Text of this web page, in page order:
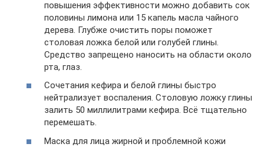
повышения эффективности можно добавить сок
половины лимона или 15 капель масла чайного
дерева. Глубже очистить поры поможет
столовая ложка белой или голубей глины.
Средство запрещено наносить на области около
рта, глаз.
Сочетания кефира и белой глины быстро
нейтрализует воспаления. Столовую ложку глины
залить 50 миллилитрами кефира. Всё тщательно
перемешать.
Маска для лица жирной и проблемной кожи